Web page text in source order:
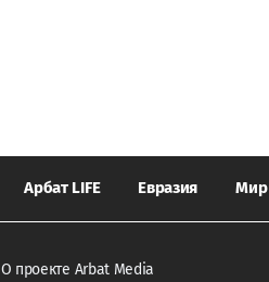
Арбат LIFE Евразия Мир
О проекте Arbat Media